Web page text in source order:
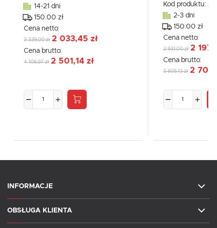
14-21 dni
150.00 zł
Cena netto:
3 339,00 zł 2 033,45 zł
Cena brutto:
4 106,97 zł 2 501,14 zł
Kod produktu:
2-3 dni
150.00 zł
Cena netto:
2 931,00 zł 2
Cena brutto:
3 605,13 zł 2
INFORMACJE
OBSŁUGA KLIENTA